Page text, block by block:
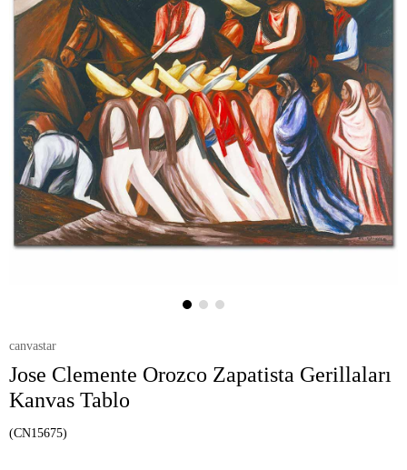
canvastar
Jose Clemente Orozco Zapatista Gerillaları
Kanvas Tablo
(CN15675)